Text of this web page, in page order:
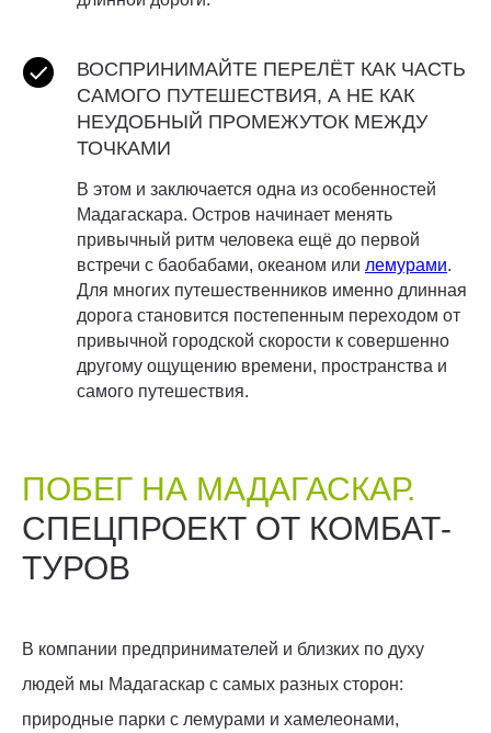
ВОСПРИНИМАЙТЕ ПЕРЕЛЁТ КАК ЧАСТЬ
САМОГО ПУТЕШЕСТВИЯ, А НЕ КАК
НЕУДОБНЫЙ ПРОМЕЖУТОК МЕЖДУ
ТОЧКАМИ
В этом и заключается одна из особенностей
Мадагаскара. Остров начинает менять
привычный ритм человека ещё до первой
встречи с баобабами, океаном или лемурами.
Для многих путешественников именно длинная
дорога становится постепенным переходом от
привычной городской скорости к совершенно
другому ощущению времени, пространства и
самого путешествия.
ПОБЕГ НА МАДАГАСКАР.
СПЕЦПРОЕКТ ОТ КОМБАТ-
ТУРОВ
В компании предпринимателей и близких по духу
людей мы Мадагаскар с самых разных сторон:
природные парки с лемурами и хамелеонами,